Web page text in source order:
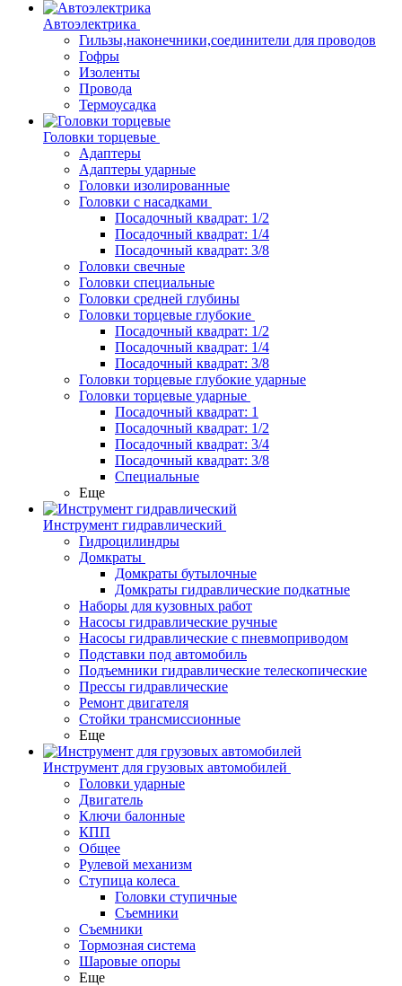
Автоэлектрика
Гильзы,наконечники,соединители для проводов
Гофры
Изоленты
Провода
Термоусадка
Головки торцевые
Адаптеры
Адаптеры ударные
Головки изолированные
Головки с насадками
Посадочный квадрат: 1/2
Посадочный квадрат: 1/4
Посадочный квадрат: 3/8
Головки свечные
Головки специальные
Головки средней глубины
Головки торцевые глубокие
Посадочный квадрат: 1/2
Посадочный квадрат: 1/4
Посадочный квадрат: 3/8
Головки торцевые глубокие ударные
Головки торцевые ударные
Посадочный квадрат: 1
Посадочный квадрат: 1/2
Посадочный квадрат: 3/4
Посадочный квадрат: 3/8
Специальные
Еще
Инструмент гидравлический
Гидроцилиндры
Домкраты
Домкраты бутылочные
Домкраты гидравлические подкатные
Наборы для кузовных работ
Насосы гидравлические ручные
Насосы гидравлические с пневмоприводом
Подставки под автомобиль
Подъемники гидравлические телескопические
Прессы гидравлические
Ремонт двигателя
Стойки трансмиссионные
Еще
Инструмент для грузовых автомобилей
Головки ударные
Двигатель
Ключи балонные
КПП
Общее
Рулевой механизм
Ступица колеса
Головки ступичные
Съемники
Съемники
Тормозная система
Шаровые опоры
Еще